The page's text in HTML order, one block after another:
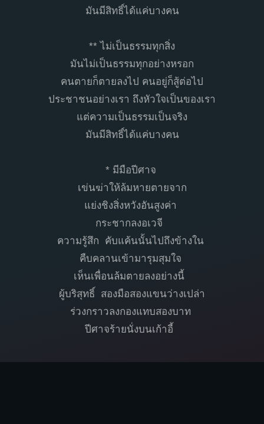
มันมีสิทธิ์ได้แค่บางคน
** ไม่เป็นธรรมทุกสิ่ง
มันไม่เป็นธรรมทุกอย่างหรอก
คนตายก็ตายลงไป คนอยู่ก็สู้ต่อไป
ประชาชนอย่างเรา ถึงหัวใจเป็นของเรา
แต่ความเป็นธรรมเป็นจริง
มันมีสิทธิ์ได้แค่บางคน
* มีมือปีศาจ
เข่นฆ่าให้ล้มหายตายจาก
แย่งชิงสิ่งหวังอันสูงค่า
กระชากลงอเวจี
ความรู้สึก คับแค้นนั้นไปถึงข้างใน
คืบคลานเข้ามารุมสุมใจ
เห็นเพื่อนล้มตายลงอย่างนี้
ผู้บริสุทธิ์ สองมือสองแขนว่างเปล่า
ร่วงกราวลงกองแทบสองบาท
ปีศาจร้ายนั่งบนเก้าอี้